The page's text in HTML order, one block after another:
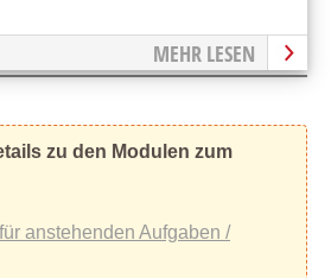
MEHR LESEN
zu den Modulen zum
anstehenden Aufgaben /